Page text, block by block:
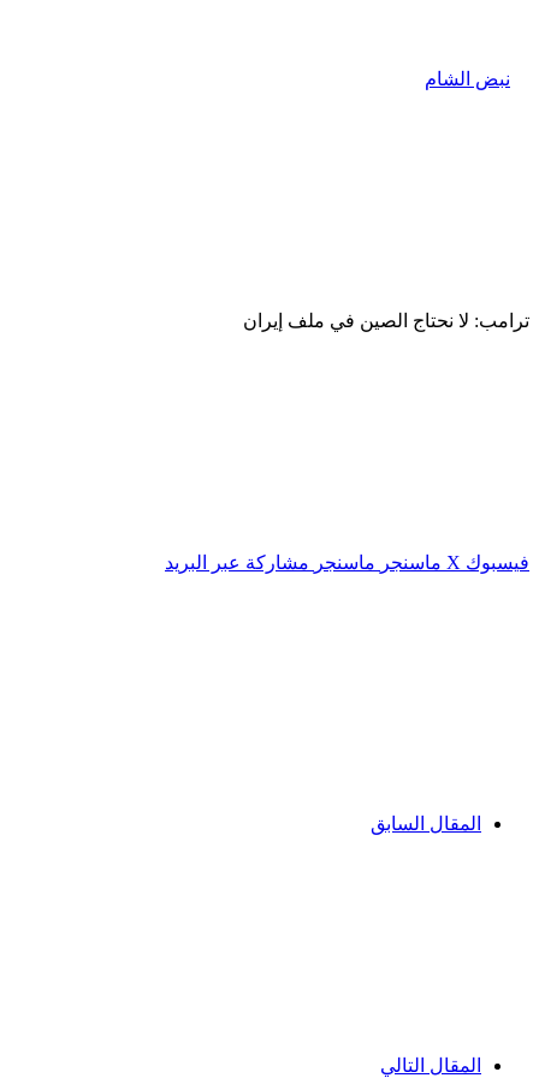
ترامب: لا نحتاج الصين في ملف إيران
فيسبوك ‫X ماسنجر ماسنجر مشاركة عبر البريد
المقال السابق
المقال التالي